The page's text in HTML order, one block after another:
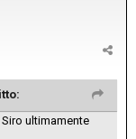
ultimamente